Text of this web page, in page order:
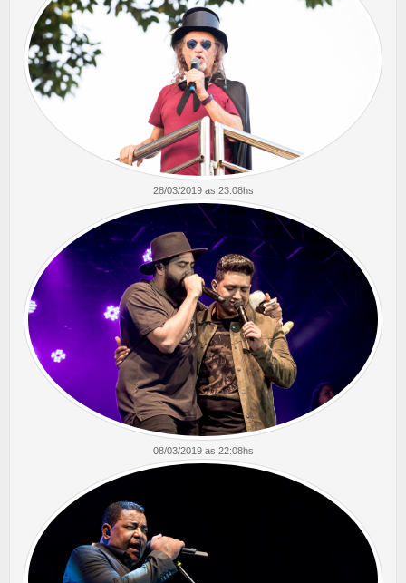
IVAN CARLOS SC
Quality Import
28/03/2019 as 23:08hs
08/03/2019 as 22:08hs